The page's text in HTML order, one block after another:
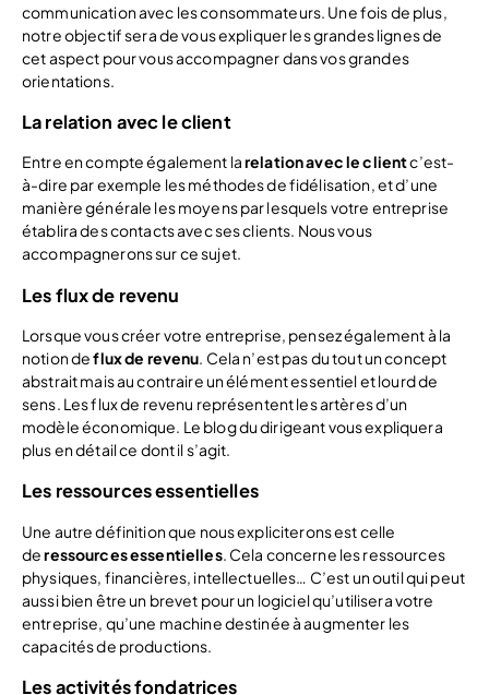
communication avec les consommateurs. Une fois de plus,
notre objectif sera de vous expliquer les grandes lignes de
cet aspect pour vous accompagner dans vos grandes
orientations.
La relation avec le client
Entre en compte également larelation avec le clientc’est-
à-dire par exemple les méthodes de fidélisation, et d’une
manière générale les moyens par lesquels votre entreprise
établira des contacts avec ses clients. Nous vous
accompagnerons sur ce sujet.
Les flux de revenu
Lorsque vous créer votre entreprise, pensez également à la
notion deflux de revenu. Cela n’est pas du tout un concept
abstrait mais au contraire un élément essentiel et lourd de
sens. Les flux de revenu représentent les artères d’un
modèle économique. Le blog du dirigeant vous expliquera
plus en détail ce dont il s’agit.
Les ressources essentielles
Une autre définition que nous expliciterons est celle
deressources essentielles. Cela concerne les ressources
physiques, financières, intellectuelles… C’est un outil qui peut
aussi bien être un brevet pour un logiciel qu’utilisera votre
entreprise, qu’une machine destinée à augmenter les
capacités de productions.
Les activités fondatrices